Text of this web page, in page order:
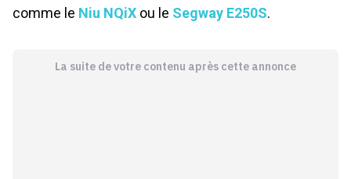
comme le Niu NQiX ou le Segway E250S.
La suite de votre contenu après cette annonce